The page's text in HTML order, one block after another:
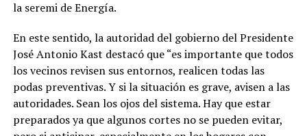
la seremi de Energía.
En este sentido, la autoridad del gobierno del Presidente
José Antonio Kast destacó que “es importante que todos
los vecinos revisen sus entornos, realicen todas las
podas preventivas. Y si la situación es grave, avisen a las
autoridades. Sean los ojos del sistema. Hay que estar
preparados ya que algunos cortes no se pueden evitar,